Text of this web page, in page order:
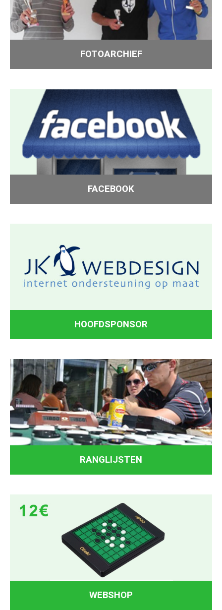
FOTOARCHIEF
FACEBOOK
HOOFDSPONSOR
RANGLIJSTEN
WEBSHOP